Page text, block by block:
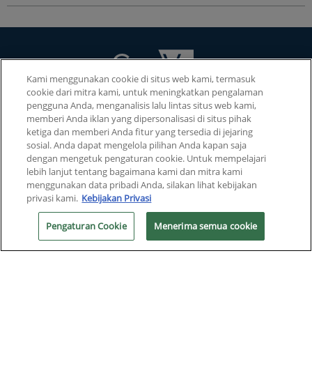
PRODUK KAMI
INGREDIENTS
TENTANG CERAVE
HUBUNGI KAMI​
NEGARA DAN WILAYAH
Kami menggunakan cookie di situs web kami, termasuk
cookie dari mitra kami, untuk meningkatkan pengalaman
pengguna Anda, menganalisis lalu lintas situs web kami,
memberi Anda iklan yang dipersonalisasi di situs pihak
ketiga dan memberi Anda fitur yang tersedia di jejaring
sosial. Anda dapat mengelola pilihan Anda kapan saja
dengan mengetuk pengaturan cookie. Untuk mempelajari
lebih lanjut tentang bagaimana kami dan mitra kami
menggunakan data pribadi Anda, silakan lihat kebijakan
privasi kami. Kebijakan Privasi
Pengaturan Cookie Menerima semua cookie